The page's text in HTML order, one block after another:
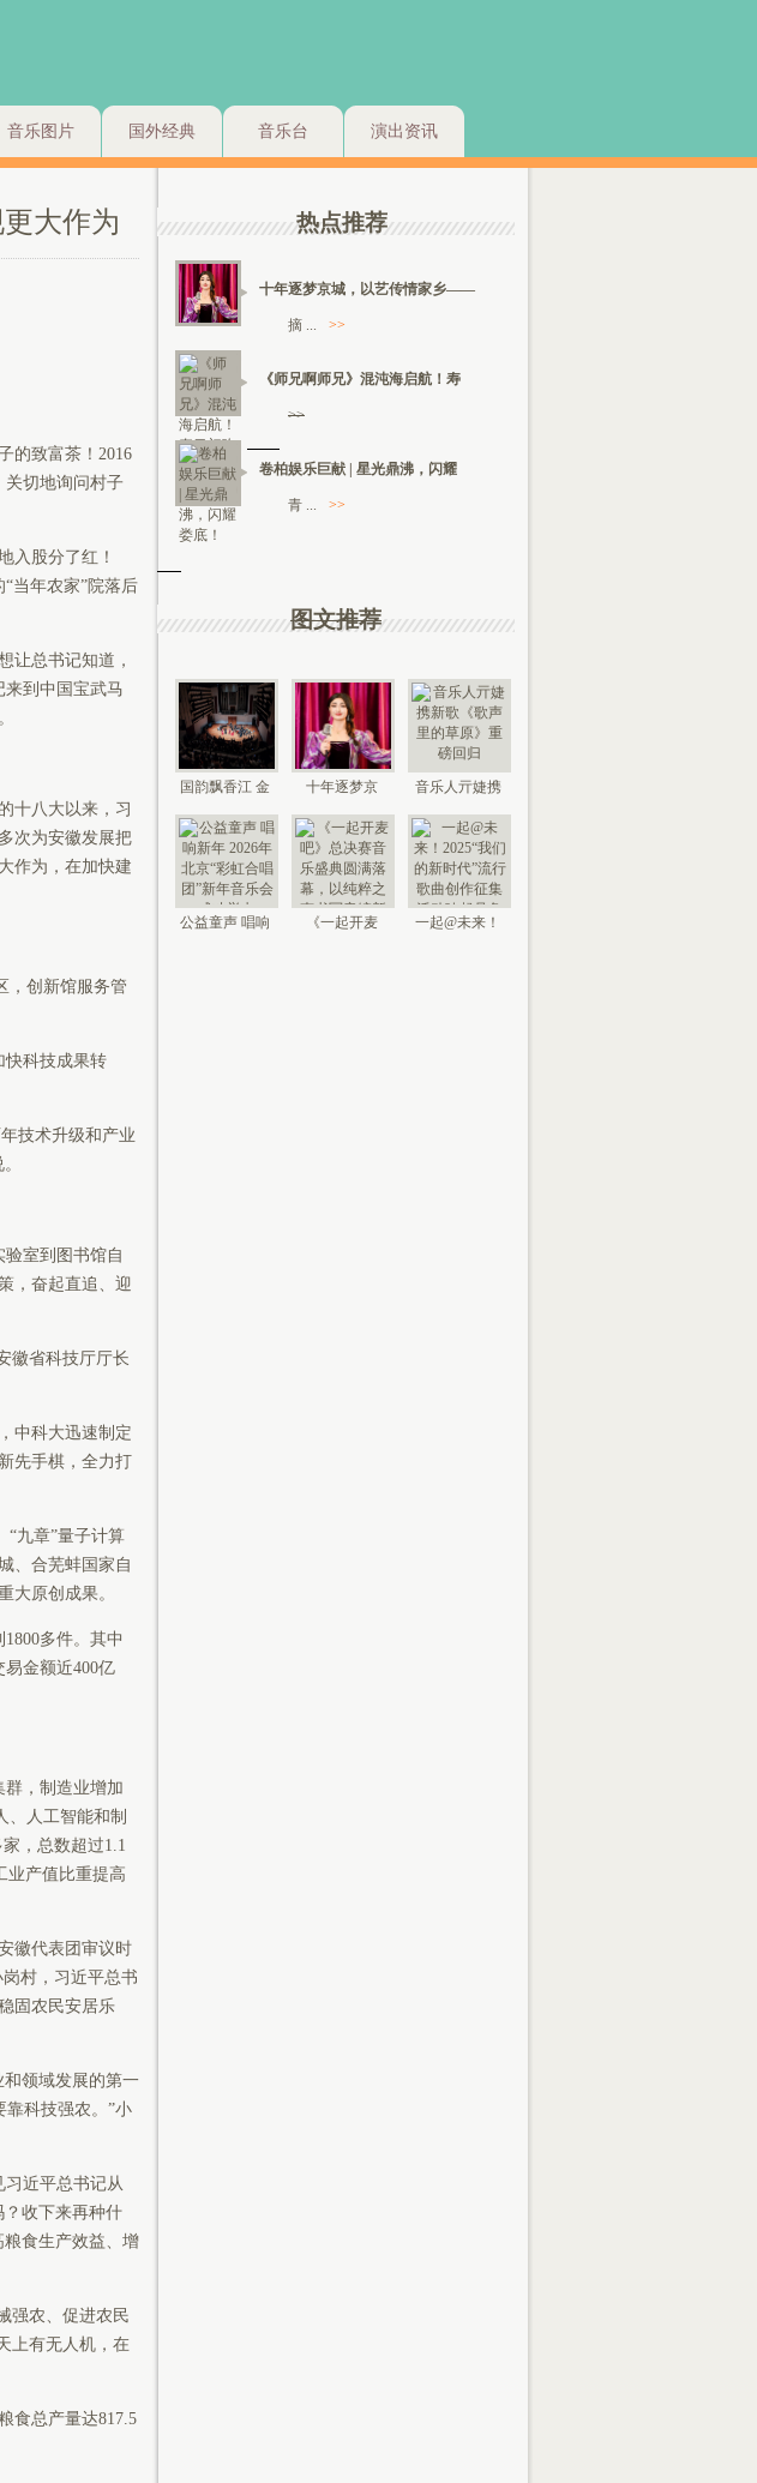
音乐图片 国外经典 音乐台 演出资讯
大作为
的致富茶！2016
关切地询问村子
股分了红！
当年农家”院落后
总书记知道，
来到中国宝武马
十八大以来，习
次为安徽发展把
作为，在加快建
，创新馆服务管
科技成果转
技术升级和产业
室到图书馆自
，奋起直追、迎
徽省科技厅厅长
中科大迅速制定
先手棋，全力打
九章”量子计算
、合芜蚌国家自
大原创成果。
多件。其中
金额近400亿
，制造业增加
、人工智能和制
，总数超过1.1
业产值比重提高
徽代表团审议时
村，习近平总书
固农民安居乐
领域发展的第一
靠科技强农。”小
近平总书记从
？收下来再种什
食生产效益、增
强农、促进农民
上有无人机，在
食总产量达817.5
热点推荐
十年逐梦京城，以艺传情家乡——
摘 ... >>
《师兄啊师兄》混沌海启航！寿
>>
卷柏娱乐巨献 | 星光鼎沸，闪耀
青 ... >>
图文推荐
国韵飘香江 金
钟鸣未来 “时代
国
十年逐梦京
城，以艺传情
家乡——
音乐人亓婕携
新歌《歌声里
的草
公益童声 唱响
《一起开麦
一起@未来！